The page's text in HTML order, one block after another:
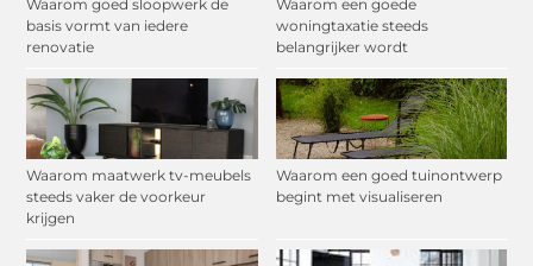
Waarom goed sloopwerk de
basis vormt van iedere
renovatie
Waarom een goede
woningtaxatie steeds
belangrijker wordt
Waarom maatwerk tv-meubels
steeds vaker de voorkeur
krijgen
Waarom een goed tuinontwerp
begint met visualiseren